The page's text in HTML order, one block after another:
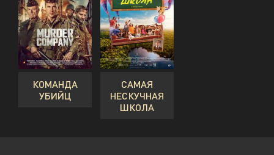
КОМАНДА
УБИЙЦ
САМАЯ
НЕСКУЧНАЯ
ШКОЛА